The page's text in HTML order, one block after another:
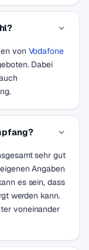
von Vodafone
Dabei
sehr gut
Angaben
es sein, dass
werden kann.
voneinander